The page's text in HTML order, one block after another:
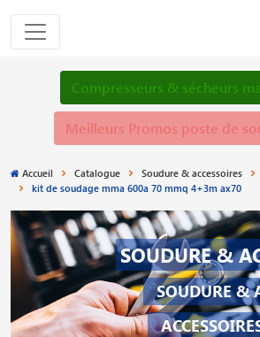
Compresseurs & sécheurs
Meilleurs Promos poste de
Accueil Catalogue Soudure & accessoires
kit de soudage mma 600a 70 mmq 4+3m ax70
SOUDURE &
SOUDURE &